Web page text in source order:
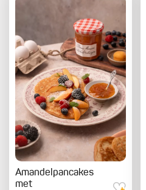
Amandelpancakes
met